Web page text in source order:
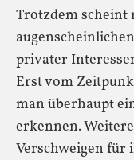
Trotzdem scheint
privater
Erst vom
man überhaupt
erkennen.
Verschweigen für